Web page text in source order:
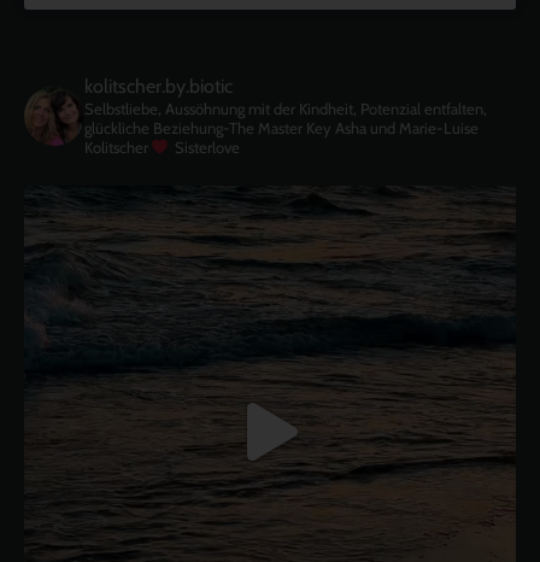
kolitscher.by.biotic
Selbstliebe, Aussöhnung mit der Kindheit, Potenzial entfalten,
glückliche Beziehung-The Master Key Asha und Marie-Luise
Kolitscher
Sisterlove